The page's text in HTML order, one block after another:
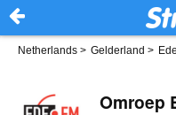
Netherlands > Gelderland > Ede
Omroep